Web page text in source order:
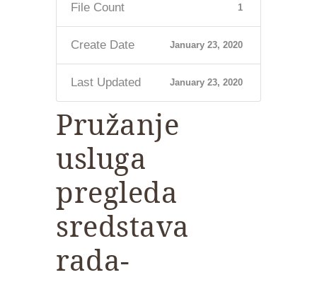
File Count 1
Create Date January 23, 2020
Last Updated January 23, 2020
Pružanje
usluga
pregleda
sredstava
rada-